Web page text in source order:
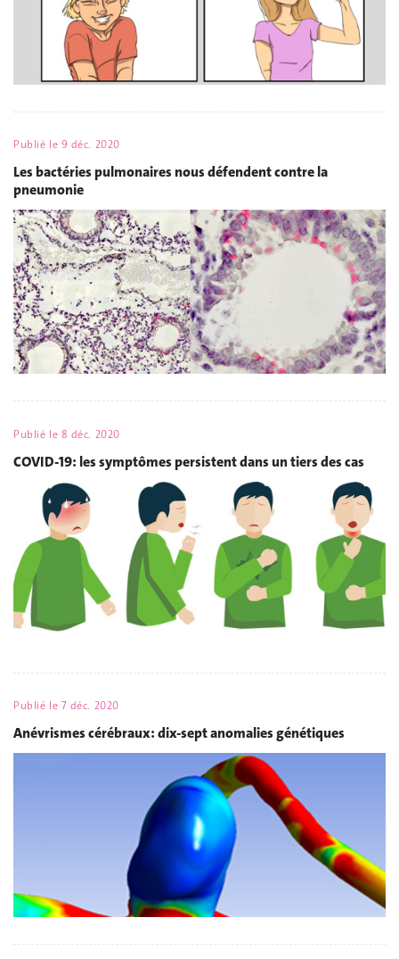
Publié le 9 déc. 2020
Les bactéries pulmonaires nous défendent contre la
pneumonie
Publié le 8 déc. 2020
COVID-19: les symptômes persistent dans un tiers des cas
Publié le 7 déc. 2020
Anévrismes cérébraux: dix-sept anomalies génétiques